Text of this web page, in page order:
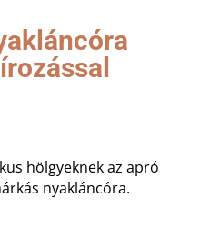
hölgyeknek az apró
nyakláncóra.